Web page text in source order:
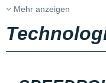
Mehr anzeigen